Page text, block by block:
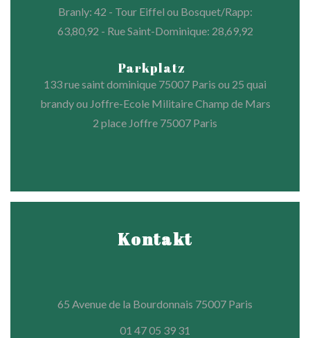
Branly: 42 - Tour Eiffel ou Bosquet/Rapp:
63,80,92 - Rue Saint-Dominique: 28,69,92
Parkplatz
133 rue saint dominique 75007 Paris ou 25 quai
brandy ou Joffre-Ecole Militaire Champ de Mars
2 place Joffre 75007 Paris
Kontakt
65 Avenue de la Bourdonnais 75007 Paris
01 47 05 39 31